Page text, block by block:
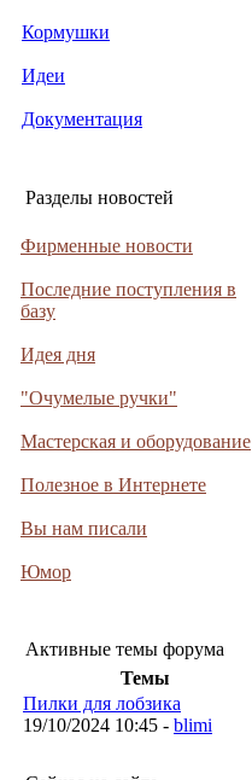
Кормушки
Идеи
Документация
Разделы новостей
Фирменные новости
Последние поступления в
базу
Идея дня
"Очумелые ручки"
Мастерская и оборудование
Полезное в Интернете
Вы нам писали
Юмор
Активные темы форума
Темы
Пилки для лобзика
19/10/2024 10:45 - blimi